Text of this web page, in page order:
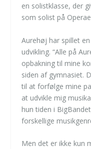
en solistklasse, der
som solist på
Aurehøj har spillet
udvikling. “Alle på
opbakning til mine
siden af gymnasiet.
til at forfølge mine
at udvikle mig
hun tiden i
forskellige
Men det er ikke kun